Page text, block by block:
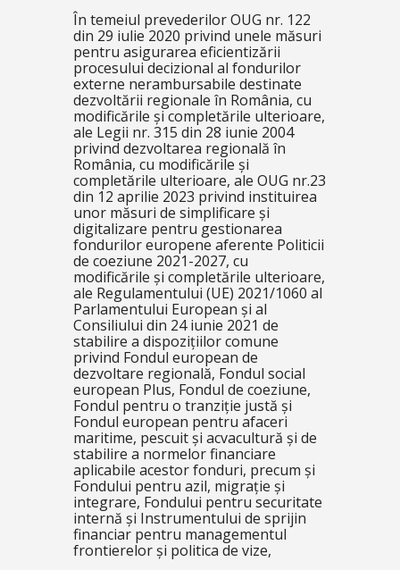
În temeiul prevederilor OUG nr. 122
din 29 iulie 2020 privind unele măsuri
pentru asigurarea eficientizării
procesului decizional al fondurilor
externe nerambursabile destinate
dezvoltării regionale în România, cu
modificările și completările ulterioare,
ale Legii nr. 315 din 28 iunie 2004
privind dezvoltarea regională în
România, cu modificările și
completările ulterioare, ale OUG nr.23
din 12 aprilie 2023 privind instituirea
unor măsuri de simplificare și
digitalizare pentru gestionarea
fondurilor europene aferente Politicii
de coeziune 2021-2027, cu
modificările și completările ulterioare,
ale Regulamentului (UE) 2021/1060 al
Parlamentului European și al
Consiliului din 24 iunie 2021 de
stabilire a dispozițiilor comune
privind Fondul european de
dezvoltare regională, Fondul social
european Plus, Fondul de coeziune,
Fondul pentru o tranziție justă și
Fondul european pentru afaceri
maritime, pescuit și acvacultură și de
stabilire a normelor financiare
aplicabile acestor fonduri, precum și
Fondului pentru azil, migrație și
integrare, Fondului pentru securitate
internă și Instrumentului de sprijin
financiar pentru managementul
frontierelor și politica de vize,